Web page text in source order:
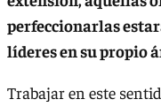
perfeccionarlas
líderes en su propio
Trabajar en este